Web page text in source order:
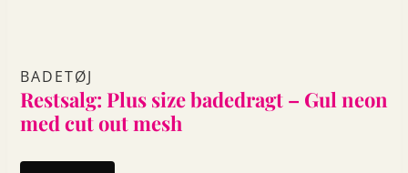
BADETØJ
Restsalg: Plus size badedragt – Gul neon
med cut out mesh